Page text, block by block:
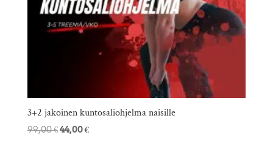
3+2 jakoinen kuntosaliohjelma naisille
99,00€ Alkuperäinen
44,00€Nykyinen